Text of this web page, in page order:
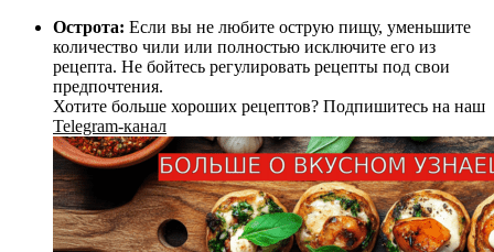
Острота: Если вы не любите острую пищу, уменьшите
количество чили или полностью исключите его из
рецепта. Не бойтесь регулировать рецепты под свои
предпочтения.
Хотите больше хороших рецептов? Подпишитесь на наш
Telegram-канал